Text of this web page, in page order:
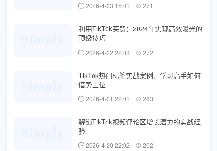
2026-4-23 15:01 271
利用TikTok买赞：2024年实现高效曝光的
顶级技巧
2026-4-22 22:03 272
TikTok热门标签实战案例，学习高手如何
借势上位
2026-4-21 22:01 283
解锁TikTok视频评论区增长潜力的实战经
验
2026-4-20 22:02 202